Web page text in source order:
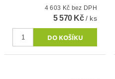
4 603 Kč bez DPH
5 570 Kč/ ks